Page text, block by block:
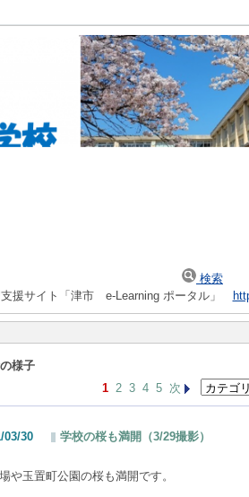
検索
援サイト「津市 e-Learning ポータル」
様子
1 2 3 4 5 次
03/30 学校の桜も満開（3/29撮影）
や玉置町公園の桜も満開です。